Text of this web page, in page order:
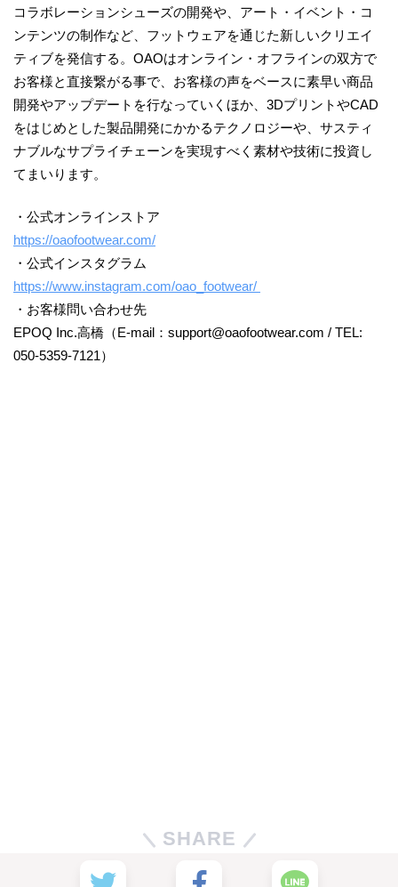
コラボレーションシューズの開発や、アート・イベント・コ
ンテンツの制作など、フットウェアを通じた新しいクリエイ
ティブを発信する。OAOはオンライン・オフラインの双方で
お客様と直接繋がる事で、お客様の声をベースに素早い商品
開発やアップデートを行なっていくほか、3DプリントやCAD
をはじめとした製品開発にかかるテクノロジーや、サスティ
ナブルなサプライチェーンを実現すべく素材や技術に投資し
てまいります。
・公式オンラインストア
https://oaofootwear.com/
・公式インスタグラム
https://www.instagram.com/oao_footwear/
・お客様問い合わせ先
EPOQ Inc.高橋（E-mail：support@oaofootwear.com / TEL:
050-5359-7121）
SHARE